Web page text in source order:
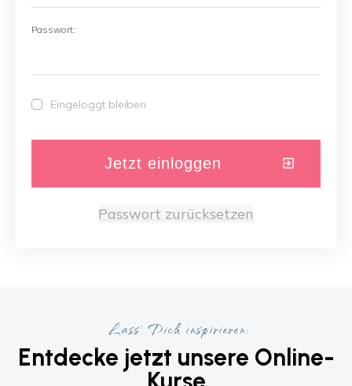
Passwort:
Eingeloggt bleiben
Jetzt einloggen
Passwort zurücksetzen
Lass' Dich inspirieren:
Entdecke jetzt unsere Online-